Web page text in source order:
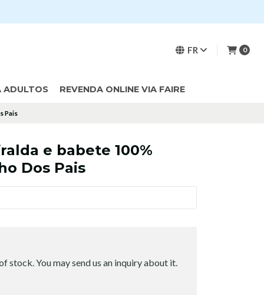
FR 0
ADULTOS REVENDA ONLINE VIA FAIRE
Pais
e babete 100%
Dos Pais
stock. You may send us an inquiry about it.